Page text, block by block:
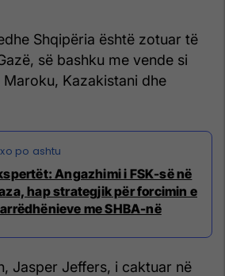
Shqipëria është zotuar të
së bashku me vende si
Kazakistani dhe
Angazhimi i FSK-së në
hap strategjik për forcimin e
me SHBA-në
Jasper Jeffers, i caktuar në